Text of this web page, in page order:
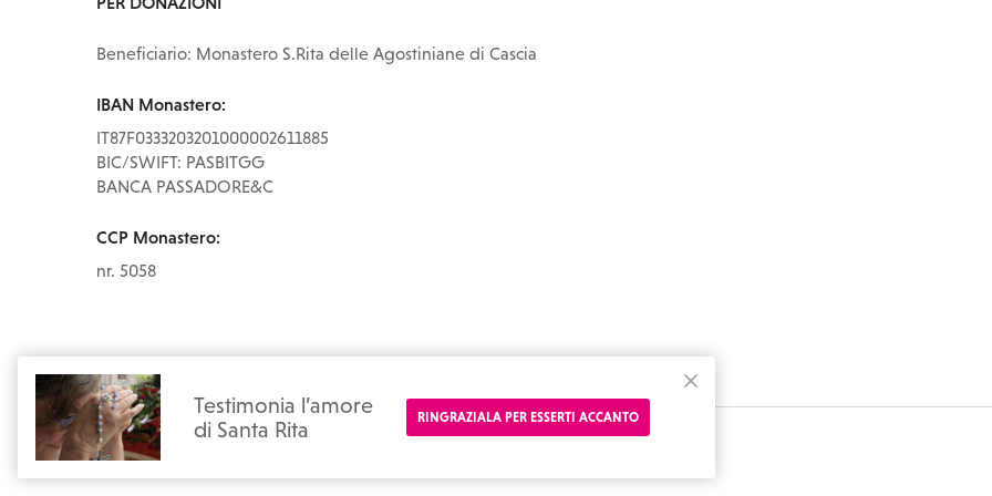
Testimonia l’amore
di Santa Rita
RINGRAZIALA PER ESSERTI ACCANTO
CHIUDI
Beneficiario: Monastero S.Rita delle Agostiniane di Cascia
IBAN Monastero:
IT87F0333203201000002611885
BIC/SWIFT: PASBITGG
BANCA PASSADORE&C
CCP Monastero:
nr. 5058
© 2026 SantaRitadaCascia.org